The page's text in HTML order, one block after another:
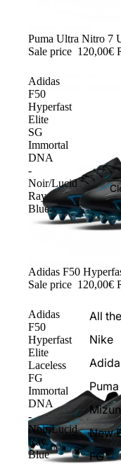
All
Nike
Puma
New
FG
-54%
Puma Ultra Nitro 7
Sale price 120,00€
Adidas
F50
Hyperfast
Elite
SG
Immortal
DNA
-
Noir/Lucid
Ray
Blue
-54%
Adidas F50
Sale price 120,00€
Adidas
F50
Hyperfast
Elite
Laceless
FG
Immortal
DNA
-
Noir/Lucid
Ray
Blue